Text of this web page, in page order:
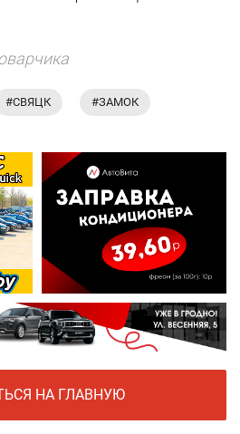
#СВЯЦК #ЗАМОК
НА ГЛАВНУЮ